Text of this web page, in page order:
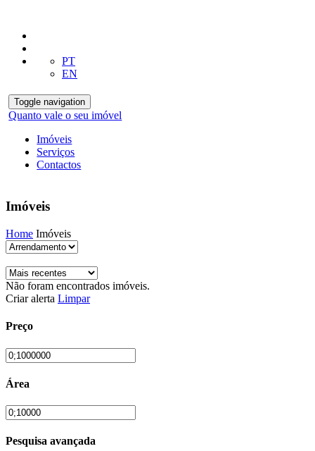
PT
EN
Toggle navigation
Quanto vale o seu imóvel
Imóveis
Serviços
Contactos
Imóveis
Home Imóveis
Não foram encontrados imóveis.
Criar alerta Limpar
Preço
Área
Pesquisa avançada